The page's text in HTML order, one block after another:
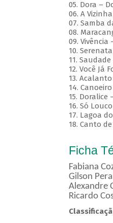
05. Dora –
06. A
07. Samba
08.
09. Vivência
10.
11.
12. Você Já
13.
14.
15. Doralice
16. Só
17. Lagoa
18. Canto
Ficha
Fabiana
Gilson
Alexandre
Ricardo